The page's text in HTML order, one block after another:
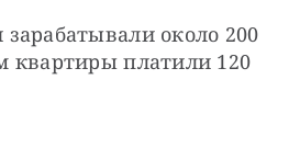
около 200
квартиры платили 120